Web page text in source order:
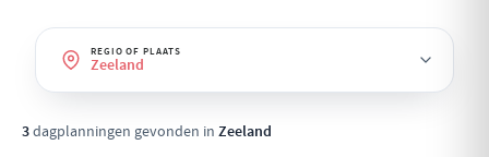
REGIO OF PLAATS
Zeeland
3dagplanningen gevonden in Zeeland